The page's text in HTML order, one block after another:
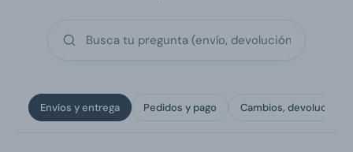
Envíos y entrega Pedidos y pago Cambios,